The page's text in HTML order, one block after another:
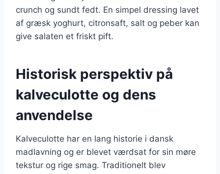
crunch og sundt fedt. En simpel dressing lavet
af græsk yoghurt, citronsaft, salt og peber kan
give salaten et friskt pift.
Historisk perspektiv på
kalveculotte og dens
anvendelse
Kalveculotte har en lang historie i dansk
madlavning og er blevet værdsat for sin møre
tekstur og rige smag. Traditionelt blev